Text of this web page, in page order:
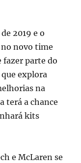
2019 e o
no novo time
fazer parte do
explora
na
terá a chance
kits
e McLaren se